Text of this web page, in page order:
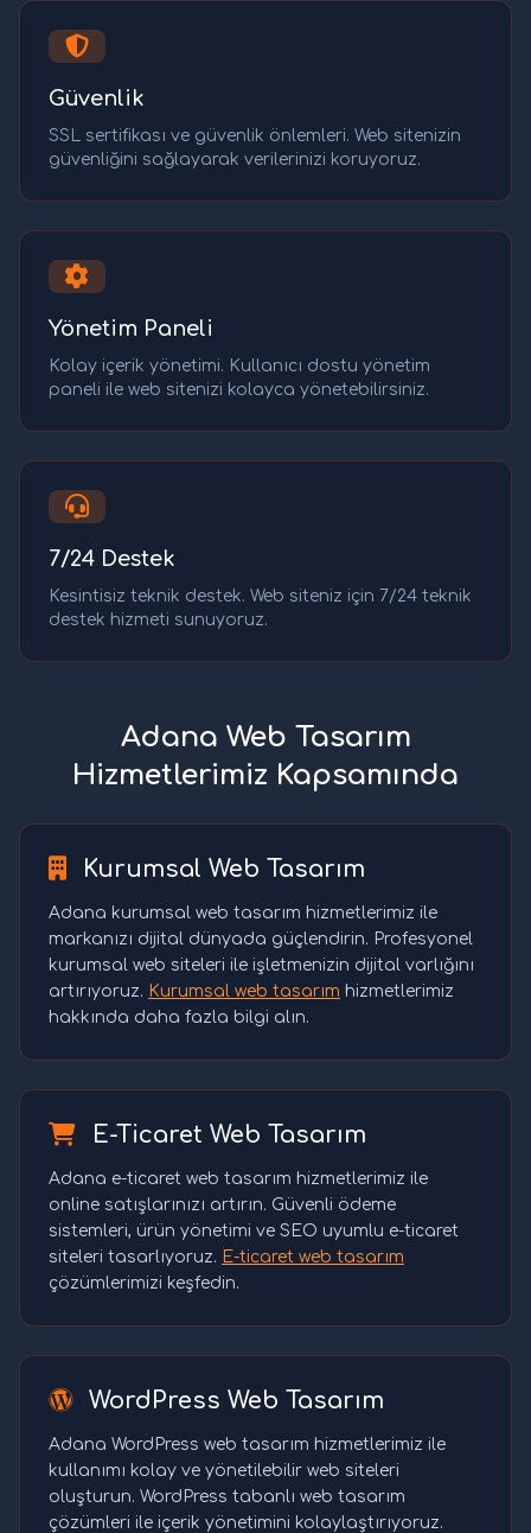
Güvenlik
SSL sertifikası ve güvenlik önlemleri. Web sitenizin
güvenliğini sağlayarak verilerinizi koruyoruz.
Yönetim Paneli
Kolay içerik yönetimi. Kullanıcı dostu yönetim
paneli ile web sitenizi kolayca yönetebilirsiniz.
7/24 Destek
Kesintisiz teknik destek. Web siteniz için 7/24 teknik
destek hizmeti sunuyoruz.
Adana Web Tasarım
Hizmetlerimiz Kapsamında
Kurumsal Web Tasarım
Adana kurumsal web tasarım hizmetlerimiz ile
markanızı dijital dünyada güçlendirin. Profesyonel
kurumsal web siteleri ile işletmenizin dijital varlığını
artırıyoruz. Kurumsal web tasarım hizmetlerimiz
hakkında daha fazla bilgi alın.
E-Ticaret Web Tasarım
Adana e-ticaret web tasarım hizmetlerimiz ile
online satışlarınızı artırın. Güvenli ödeme
sistemleri, ürün yönetimi ve SEO uyumlu e-ticaret
siteleri tasarlıyoruz. E-ticaret web tasarım
çözümlerimizi keşfedin.
WordPress Web Tasarım
Adana WordPress web tasarım hizmetlerimiz ile
kullanımı kolay ve yönetilebilir web siteleri
oluşturun. WordPress tabanlı web tasarım
çözümleri ile içerik yönetimini kolaylaştırıyoruz.